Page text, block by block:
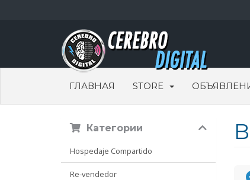
ГЛАВНАЯ STORE
Категории
Hospedaje Compartido
Re-vendedor